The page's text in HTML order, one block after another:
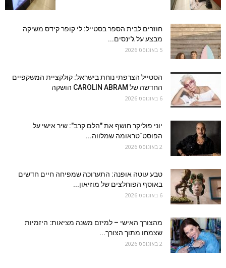
חוזרים לבית הספר בסטייל: לי קופר קידס משיקה
מבצע על ג'ינסים...
5 באוגוסט 2026
הסטייל הצרפתי נוחת בישראל: קולקציית המשקפיים
החדשה של CAROLIN ABRAM הושקה
6 באוגוסט 2026
יוני פוליקר חושף את "הלם קרב": שיר אישי על
הפוסט־טראומה שמלווה...
2 באוגוסט 2026
טבע עוטה אופנה: התערוכה שמפיחה חיים חדשים
באוסף הפוחלצים של מוזיאון...
6 באוגוסט 2026
מהצורך האישי – למיזם משנה מציאות: היזמיות
שצמחו מתוך הצורך...
2 באוגוסט 2026